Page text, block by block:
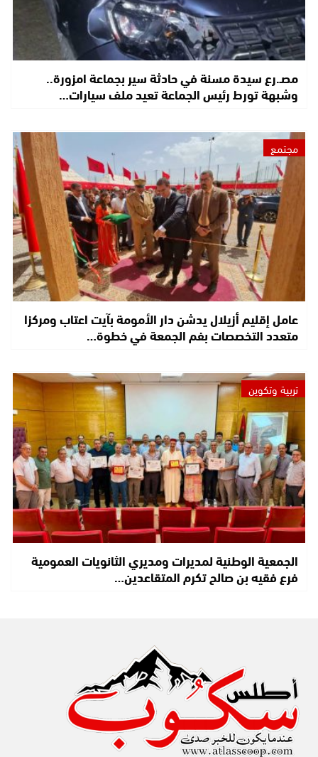
مصـ.رع سيدة مسنة في حادثة سير بجماعة امزورة..
وشبهة تورط رئيس الجماعة تعيد ملف سيارات…
مجتمع
عامل إقليم أزيلال يدشن دار الأمومة بآيت اعتاب ومركزا
متعدد التخصصات بفم الجمعة في خطوة…
تربية وتكوين
الجمعية الوطنية لمديرات ومديري الثانويات العمومية
فرع فقيه بن صالح تكرم المتقاعدين…